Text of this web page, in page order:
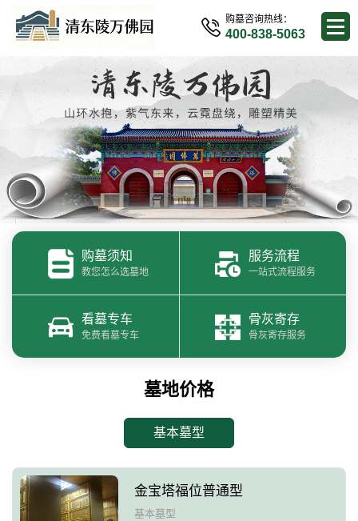
购墓咨询热线：
400-838-5063
购墓须知
教您怎么选墓地
服务流程
一站式流程服务
看墓专车
免费看墓专车
骨灰寄存
骨灰寄存服务
墓地价格
基本墓型
金宝塔福位普通型
基本墓型